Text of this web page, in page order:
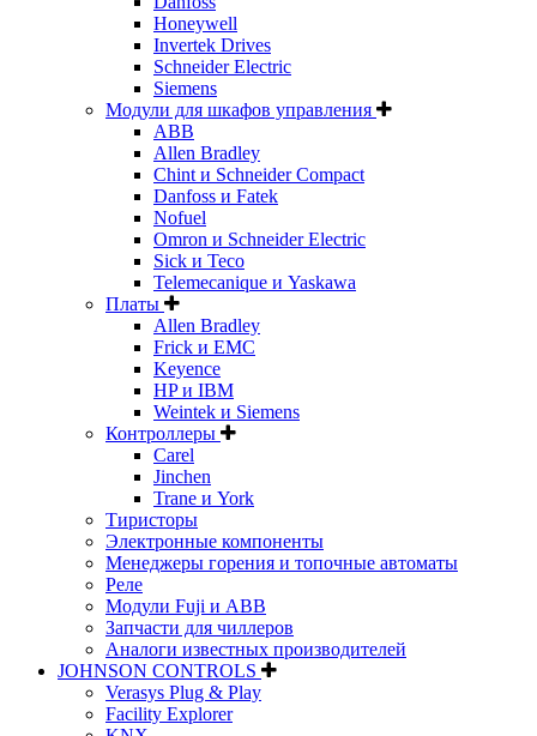
Honeywell
Invertek Drives
Schneider Electric
Siemens
Модули для шкафов управления
ABB
Allen Bradley
Chint и Schneider Compact
Danfoss и Fatek
Nofuel
Omron и Schneider Electric
Sick и Teco
Telemecanique и Yaskawa
Платы
Allen Bradley
Frick и EMC
Keyence
HP и IBM
Weintek и Siemens
Контроллеры
Carel
Jinchen
Trane и York
Тиристоры
Электронные компоненты
Менеджеры горения и топочные автоматы
Реле
Модули Fuji и ABB
Запчасти для чиллеров
Аналоги известных производителей
JOHNSON CONTROLS
Verasys Plug & Play
Facility Explorer